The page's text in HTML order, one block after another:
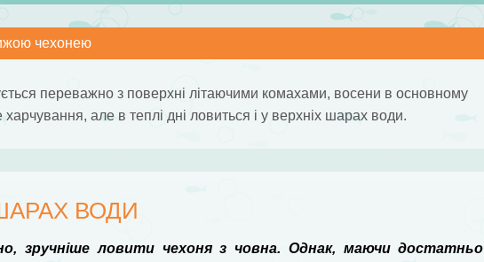
чехонею
переважно з поверхні літаючими комахами, восени в основному
але в теплі дні ловиться і у верхніх шарах води.
ВОДИ
зручніше ловити чехоня з човна. Однак, маючи достатньо